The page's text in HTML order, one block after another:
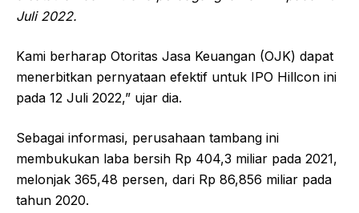
Juli 2022.
Kami berharap Otoritas Jasa Keuangan (OJK) dapat
menerbitkan pernyataan efektif untuk IPO Hillcon ini
pada 12 Juli 2022,” ujar dia.
Sebagai informasi, perusahaan tambang ini
membukukan laba bersih Rp 404,3 miliar pada 2021,
melonjak 365,48 persen, dari Rp 86,856 miliar pada
tahun 2020.